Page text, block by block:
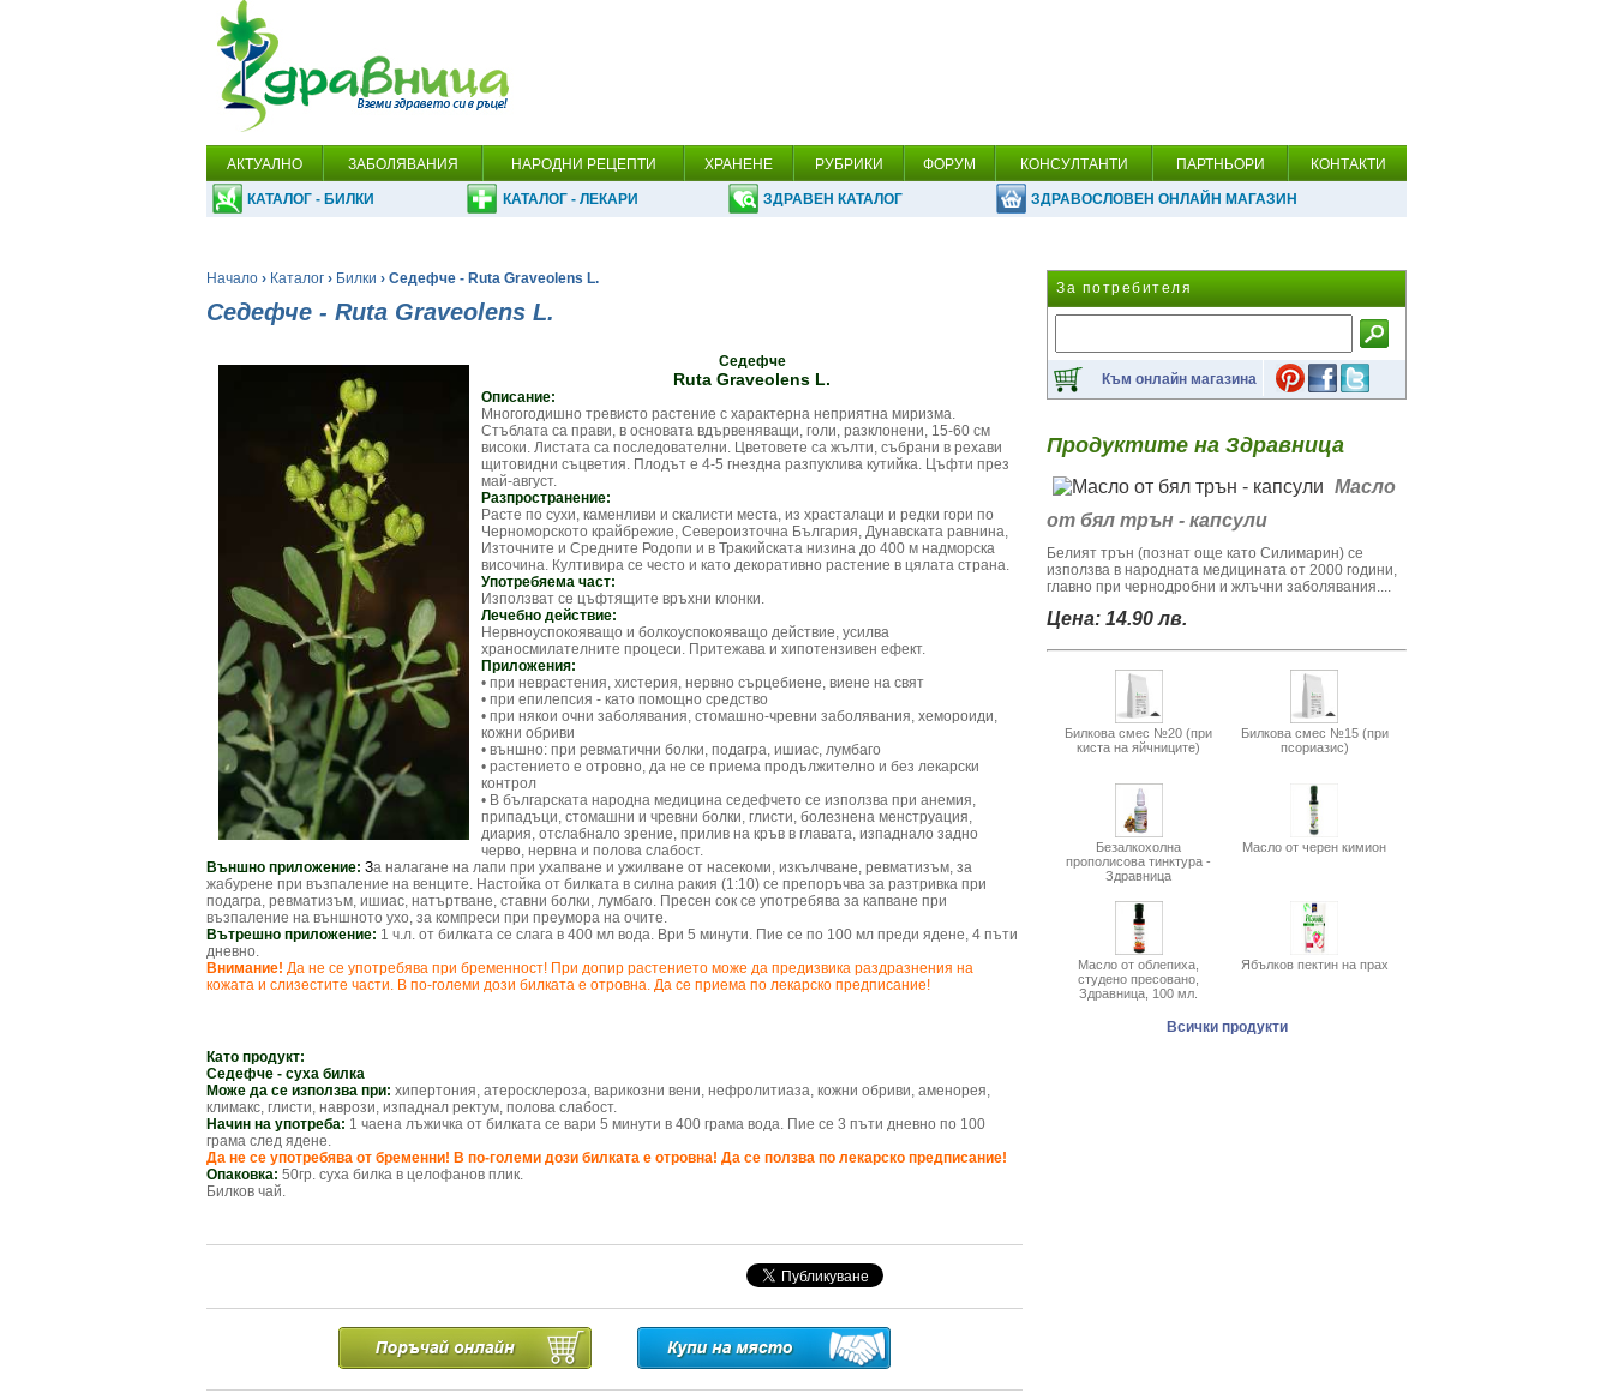
АКТУАЛНО ЗАБОЛЯВАНИЯ НАРОДНИ РЕЦЕПТИ ХРАНЕНЕ РУБРИКИ ФОРУМ КОНСУЛТАНТИ ПАРТНЬОРИ КОНТАКТИ
КАТАЛОГ - БИЛКИ КАТАЛОГ - ЛЕКАРИ ЗДРАВЕН КАТАЛОГ ЗДРАВОСЛОВЕН ОНЛАЙН МАГАЗИН
Начало › Каталог › Билки › Седефче - Ruta Graveolens L.
Седефче - Ruta Graveolens L.
Седефче
Ruta Graveolens L.
Описание:
Многогодишно тревисто растение с характерна неприятна миризма.
Стъблата са прави, в основата вдървеняващи, голи, разклонени, 15-60 см
високи. Листата са последователни. Цветовете са жълти, събрани в рехави
щитовидни съцветия. Плодът е 4-5 гнездна разпуклива кутийка. Цъфти през
май-август.
Разпространение:
Расте по сухи, каменливи и скалисти места, из храсталаци и редки гори по
Черноморското крайбрежие, Североизточна България, Дунавската равнина,
Източните и Средните Родопи и в Тракийската низина до 400 м надморска
височина. Култивира се често и като декоративно растение в цялата страна.
Употребяема част:
Използват се цъфтящите връхни клонки.
Лечебно действие:
Нервноуспокояващо и болкоуспокояващо действие, усилва
храносмилателните процеси. Притежава и хипотензивен ефект.
Приложения:
• при неврастения, хистерия, нервно сърцебиене, виене на свят
• при епилепсия - като помощно средство
• при някои очни заболявания, стомашно-чревни заболявания, хемороиди,
кожни обриви
• външно: при ревматични болки, подагра, ишиас, лумбаго
• растението е отровно, да не се приема продължително и без лекарски
контрол
• В българската народна медицина седефчето се използва при анемия,
припадъци, стомашни и чревни болки, глисти, болезнена менструация,
диария, отслабнало зрение, прилив на кръв в главата, изпаднало задно
черво, нервна и полова слабост.
Външно приложение: За налагане на лапи при ухапване и ужилване от насекоми, изкълчване, ревматизъм, за
жабурене при възпаление на венците. Настойка от билката в силна ракия (1:10) се препоръчва за разтривка при
подагра, ревматизъм, ишиас, натъртване, ставни болки, лумбаго. Пресен сок се употребява за капване при
възпаление на външното ухо, за компреси при преумора на очите.
Вътрешно приложение: 1 ч.л. от билката се слага в 400 мл вода. Ври 5 минути. Пие се по 100 мл преди ядене, 4 пъти
дневно.
Внимание! Да не се употребява при бременност! При допир растението може да предизвика раздразнения на
кожата и слизестите части. В по-големи дози билката е отровна. Да се приема по лекарско предписание!
Като продукт:
Седефче - суха билка
Може да се използва при: хипертония, атеросклероза, варикозни вени, нефролитиаза, кожни обриви, аменорея,
климакс, глисти, наврози, изпаднал ректум, полова слабост.
Начин на употреба: 1 чаена лъжичка от билката се вари 5 минути в 400 грама вода. Пие се 3 пъти дневно по 100
грама след ядене.
Да не се употребява от бременни! В по-големи дози билката е отровна! Да се ползва по лекарско предписание!
Опаковка: 50гр. суха билка в целофанов плик.
Билков чай.
За потребителя
Към онлайн магазина
Продуктите на Здравница
Масло
от бял трън - капсули
Белият трън (познат още като Силимарин) се
използва в народната медицината от 2000 години,
главно при чернодробни и жлъчни заболявания....
Цена: 14.90 лв.
Билкова смес №20 (при
киста на яйчниците)
Билкова смес №15 (при
псориазис)
Безалкохолна
прополисова тинктура -
Здравница
Масло от черен кимион
Масло от облепиха,
студено пресовано,
Здравница, 100 мл.
Ябълков пектин на прах
Всички продукти